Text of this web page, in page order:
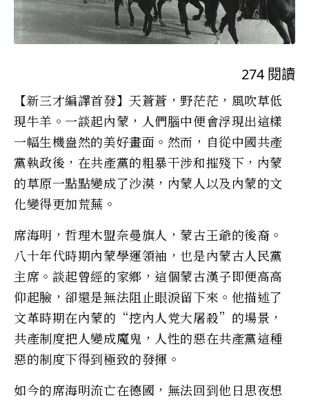
274 閱讀
【新三才編譯首發】天蒼蒼，野茫茫，風吹草低
現牛羊。一談起內蒙，人們腦中便會浮現出這樣
一幅生機盎然的美好畫面。然而，自從中國共產
黨執政後，在共產黨的粗暴干涉和摧殘下，內蒙
的草原一點點變成了沙漠，內蒙人以及內蒙的文
化變得更加荒蕪。
席海明，哲理木盟奈曼旗人，蒙古王爺的後裔。
八十年代時期內蒙學運領袖，也是內蒙古人民黨
主席。談起曾經的家鄉，這個蒙古漢子即便高高
仰起臉，卻還是無法阻止眼淚留下來。他描述了
文革時期在內蒙的“挖內人党大屠殺”的場景，
共產制度把人變成魔鬼，人性的惡在共產黨這種
惡的制度下得到極致的發揮。
如今的席海明流亡在德國，無法回到他日思夜想